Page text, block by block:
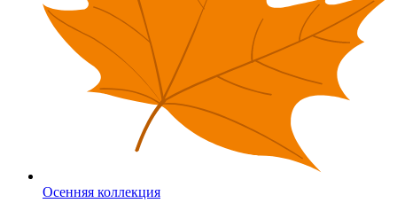
Осенняя коллекция